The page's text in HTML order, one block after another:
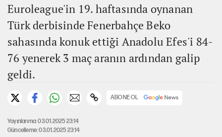
Euroleague'in 19. haftasında oynanan
Türk derbisinde Fenerbahçe Beko
sahasında konuk ettiği Anadolu Efes'i 84-
76 yenerek 3 maç aranın ardından galip
geldi.
ABONE OL
Yayınlanma: 03.01.2025 23:14
Güncelleme: 03.01.2025 23:14